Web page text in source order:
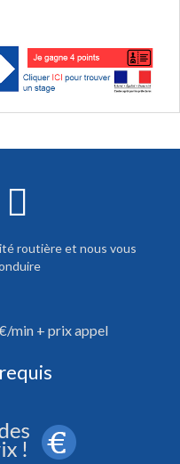
routière et nous vous
min + prix appel